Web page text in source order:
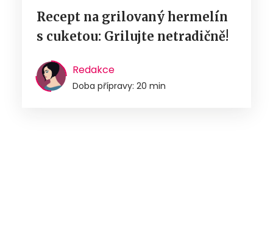
Recept na grilovaný hermelín
s cuketou: Grilujte netradičně!
Redakce
Doba přípravy: 20 min